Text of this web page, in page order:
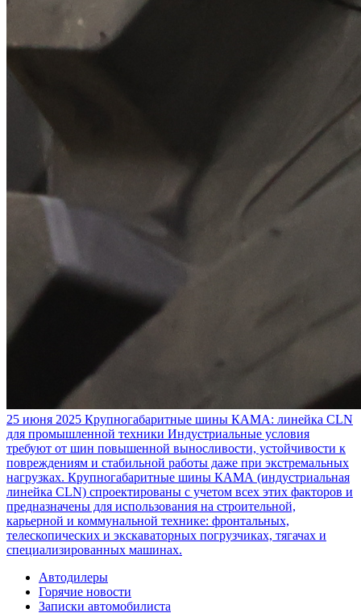
25 июня 2025 Крупногабаритные шины КАМА: линейка CLN
для промышленной техники Индустриальные условия
требуют от шин повышенной выносливости, устойчивости к
повреждениям и стабильной работы даже при экстремальных
нагрузках. Крупногабаритные шины КАМА (индустриальная
линейка CLN) спроектированы с учетом всех этих факторов и
предназначены для использования на строительной,
карьерной и коммунальной технике: фронтальных,
телескопических и экскаваторных погрузчиках, тягачах и
специализированных машинах.
Автодилеры
Горячие новости
Записки автомобилиста